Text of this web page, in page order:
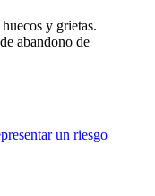
y grietas.
abandono de